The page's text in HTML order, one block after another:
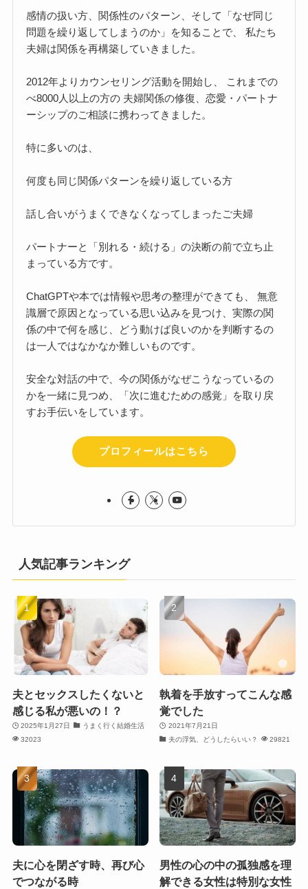
感情の扱い方、関係性のパターン、そして「なぜ同じ
問題を繰り返してしまうのか」を知ることで、 私たち
夫婦は関係を再構築していきました。
2012年よりカウンセリング活動を開始し、 これまでの
べ8000人以上の方の 夫婦関係の修復、恋愛・パートナ
ーシップのご相談に携わってきました。
特に多いのは、
何度も同じ関係パターンを繰り返している方
話し合いがうまくできなくなってしまったご夫婦
パートナーと「別れる・続ける」の決断の前で立ち止
まっている方です。
ChatGPTや本では情報や思考の整理ができても、 無意
識層で原因となっている思い込みを見つけ、実際の関
係の中で何を感じ、どう動けば良いのかを判断するの
は一人ではなかなか難しいものです。
安全な対話の中で、今の関係がなぜこうなっているの
かを一緒に見つめ、「次に進むための感覚」を取り戻
すお手伝いをしています。
プロフィールはこちら
人気記事ランキング
夫とセックスしたくないと
感じる私が悪いの！？
2025年1月27日
うまく行く結婚生活
32023
執着を手放すってこんな感
覚でした
2021年7月21日
夫の浮気、どうしたらいい？
29821
夫に心を閉ざす時、再び心
でつながる時
男性の心の中の孤独感を理
解できる女性は特別な女性